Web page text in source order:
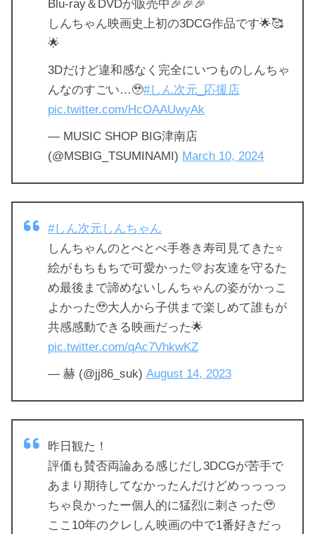
Blu-ray＆DVDが販売中🎉🎉🎉
しんちゃん映画史上初の3DCG作品です🌟🥰
🌟
3Dだけど違和感なく完全にいつものしんちゃ
んなのすごい…🥹#しん次元_応援店
pic.twitter.com/HcOAAUwyAk
— MUSIC SHOP BIG津南店
(@MSBIG_TSUMINAMI) March 10, 2024
#しん次元しんちゃん
しんちゃんのとべとべ手巻き寿司見てきた⭐️
絵がもちもちで可愛かった💛お友達を守るた
め最後まで諦めないしんちゃんの姿がかっこ
よかった🥹大人から子供まで楽しめて誰もが
共感感動できる映画だった🌟
pic.twitter.com/qAc7VhkwKZ
— 赫 (@jj86_suk) August 14, 2023
昨日観た！
評価も賛否両論ある感じだし3DCGが苦手で
あまり期待してなかったんだけどめっっっっ
ちゃ良かったー個人的に猛烈に刺さった🥹
ここ10年のクレしん映画の中で1番好きだっ